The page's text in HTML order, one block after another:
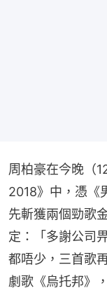
周柏豪在今晚（
2018》中，憑《
先斬獲兩個勁歌
定：「多謝公司
都唔少，三首歌
劇歌《烏托邦》